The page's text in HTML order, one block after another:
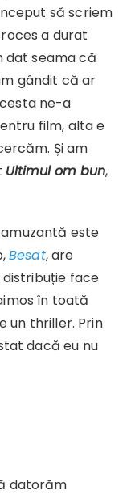
să scriem
a durat
dat seama că
gândit că ar
ne-a
film, alta e
Și am
Ultimul om bun,
este
Besat, are
distribuție face
în toată
un thriller. Prin
dacă eu nu
datorăm